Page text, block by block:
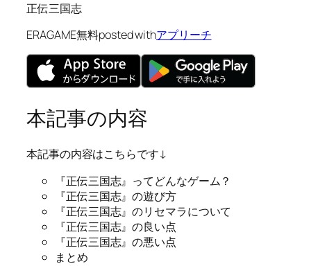
正伝三国志
ERAGAME無料posted withアプリーチ
本記事の内容
本記事の内容はこちらです↓
『正伝三国志』ってどんなゲーム？
『正伝三国志』の遊び方
『正伝三国志』のリセマラについて
『正伝三国志』の良い点
『正伝三国志』の悪い点
まとめ